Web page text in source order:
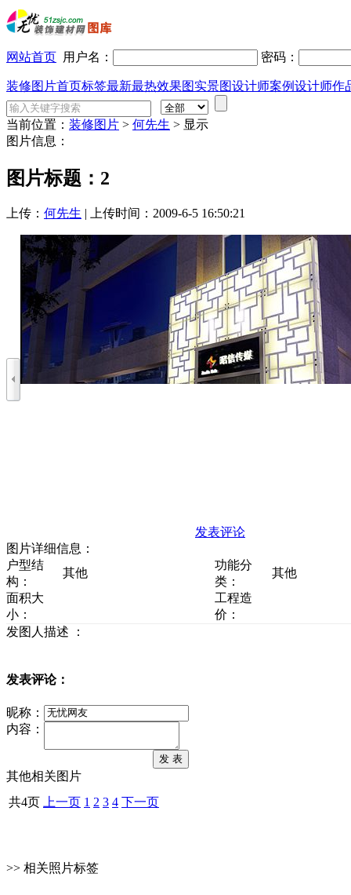
网站首页 用户名： 密码：
装修图片首页标签最新最热效果图实景图设计师案例设计师作
当前位置： 装修图片 > 何先生 > 显示
图片信息：
图片标题：2
上传： 何先生 | 上传时间：2009-6-5 16:50:21
发表评论
图片详细信息：
户型结
构：
其他
功能分
类：
其他
面积大
小：
工程造
价：
发图人描述 ：
发表评论：
内容：